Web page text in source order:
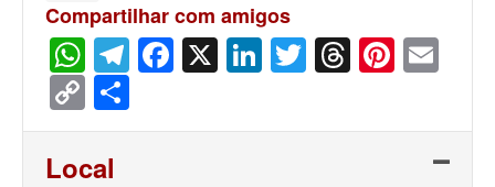
Compartilhar com amigos
WhatsApp
Telegram
Facebook
X LinkedIn
Twitter
Threads
Copy
Link
Local